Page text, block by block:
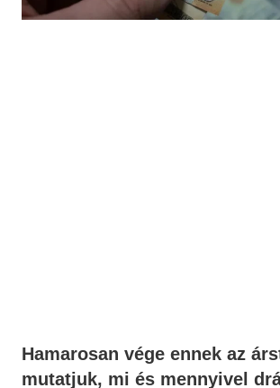
Hamarosan vége ennek az
mutatjuk, mi és mennyivel